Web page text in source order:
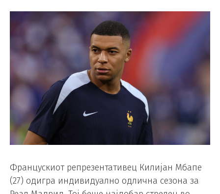
Францускиот репрезентативец Килијан Мбапе
(27) одигра индивидуално одлична сезона за